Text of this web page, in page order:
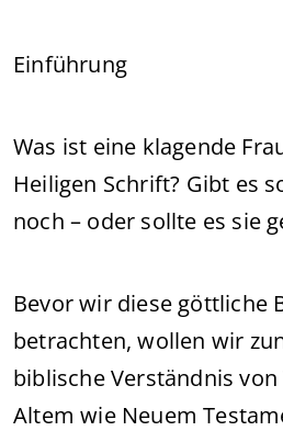
Einführung
Was ist eine klagende
Heiligen Schrift? Gibt es
noch – oder sollte es sie
Bevor wir diese göttliche
betrachten, wollen wir
biblische Verständnis
Altem wie Neuem